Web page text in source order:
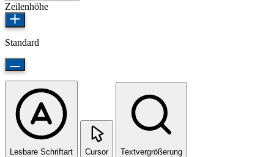
Zeilenhöhe
Standard
Lesbare Schriftart Cursor Textvergrößerung